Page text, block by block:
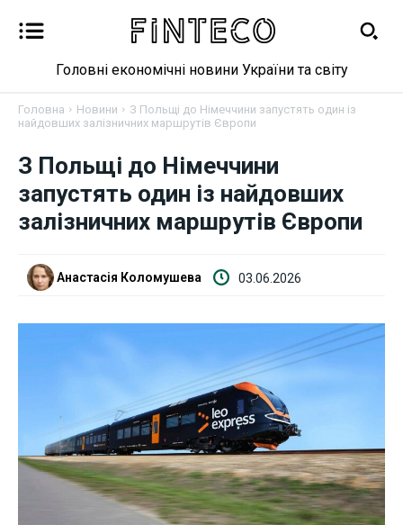
Новини
Бізнес
Криптовалюта
Публікації
ФОП
Головні економічні новини України та світу
Головна Новини
З Польщі до Німеччини запустять один із
найдовших залізничних маршрутів Європи
З Польщі до Німеччини
запустять один із найдовших
залізничних маршрутів Європи
Анастасія Коломушева 03.06.2026